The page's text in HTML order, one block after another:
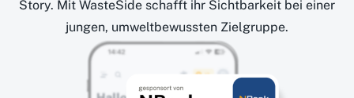
Story. Mit WasteSide schafft ihr Sichtbarkeit bei einer
jungen, umweltbewussten Zielgruppe.